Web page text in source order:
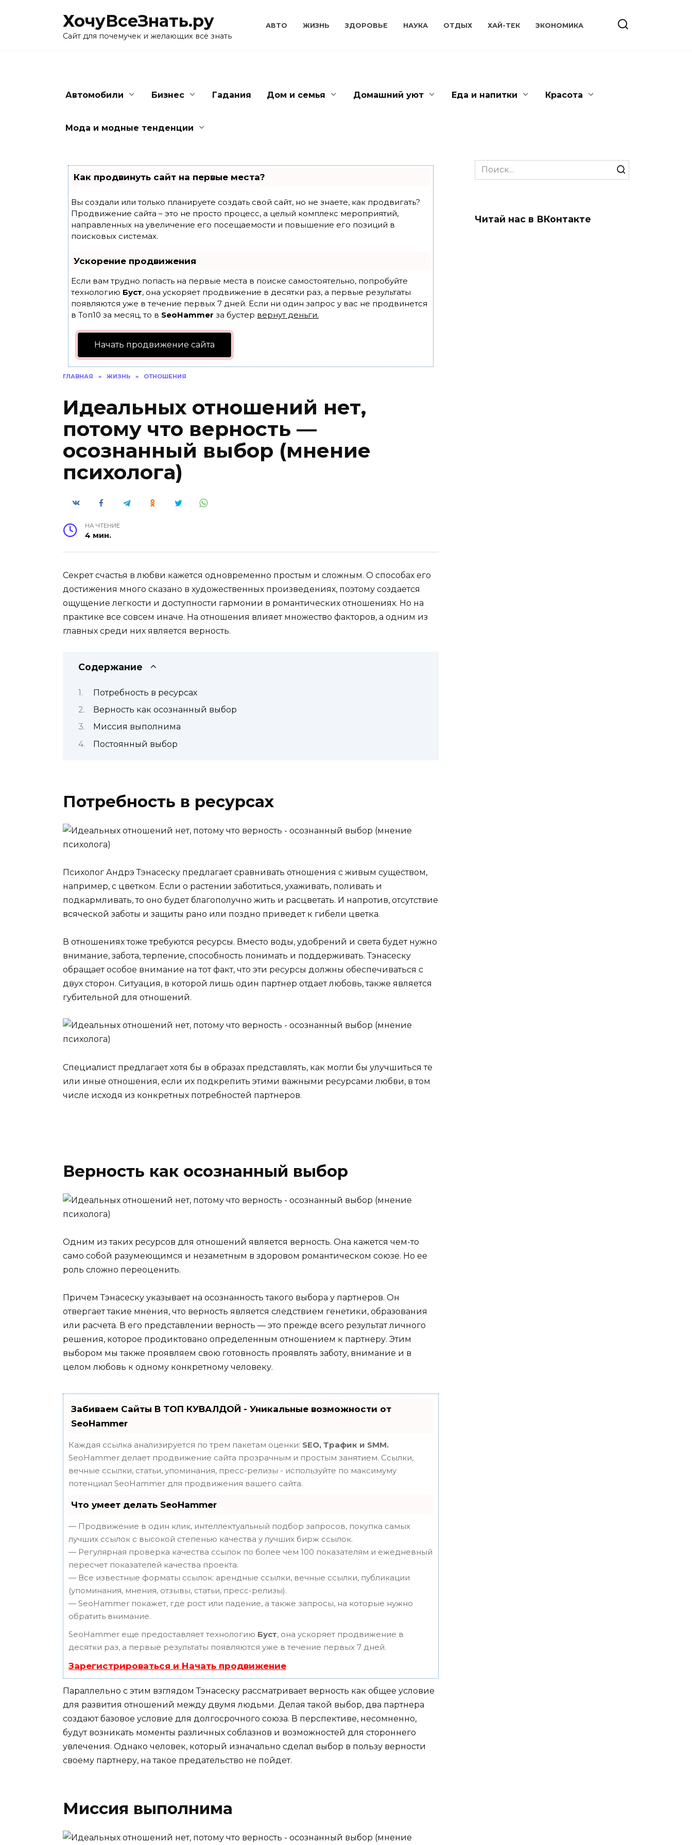
ХочуВсеЗнать.ру
Сайт для почемучек и желающих всё знать
АВТО ЖИЗНЬ ЗДОРОВЬЕ НАУКА ОТДЫХ ХАЙ-ТЕК ЭКОНОМИКА
Автомобили Бизнес Гадания Дом и семья Домашний уют Еда и напитки Красота
Мода и модные тенденции
Как продвинуть сайт на первые места?
Вы создали или только планируете создать свой сайт, но не знаете, как продвигать?
Продвижение сайта – это не просто процесс, а целый комплекс мероприятий,
направленных на увеличение его посещаемости и повышение его позиций в
поисковых системах.
Ускорение продвижения
Если вам трудно попасть на первые места в поиске самостоятельно, попробуйте
технологию Буст, она ускоряет продвижение в десятки раз, а первые результаты
появляются уже в течение первых 7 дней. Если ни один запрос у вас не продвинется
в Топ10 за месяц, то в SeoHammer за бустер вернут деньги.
Начать продвижение сайта
ГЛАВНАЯ » ЖИЗНЬ » ОТНОШЕНИЯ
Идеальных отношений нет,
потому что верность —
осознанный выбор (мнение
психолога)
НА ЧТЕНИЕ
4 мин.
Секрет счастья в любви кажется одновременно простым и сложным. О способах его
достижения много сказано в художественных произведениях, поэтому создается
ощущение легкости и доступности гармонии в романтических отношениях. Но на
практике все совсем иначе. На отношения влияет множество факторов, а одним из
главных среди них является верность.
Содержание
Потребность в ресурсах
Верность как осознанный выбор
Миссия выполнима
Постоянный выбор
Потребность в ресурсах
Психолог Андрэ Тэнасеску предлагает сравнивать отношения с живым существом,
например, с цветком. Если о растении заботиться, ухаживать, поливать и
подкармливать, то оно будет благополучно жить и расцветать. И напротив, отсутствие
всяческой заботы и защиты рано или поздно приведет к гибели цветка.
В отношениях тоже требуются ресурсы. Вместо воды, удобрений и света будет нужно
внимание, забота, терпение, способность понимать и поддерживать. Тэнасеску
обращает особое внимание на тот факт, что эти ресурсы должны обеспечиваться с
двух сторон. Ситуация, в которой лишь один партнер отдает любовь, также является
губительной для отношений.
Специалист предлагает хотя бы в образах представлять, как могли бы улучшиться те
или иные отношения, если их подкрепить этими важными ресурсами любви, в том
числе исходя из конкретных потребностей партнеров.
Верность как осознанный выбор
Одним из таких ресурсов для отношений является верность. Она кажется чем-то
само собой разумеющимся и незаметным в здоровом романтическом союзе. Но ее
роль сложно переоценить.
Причем Тэнасеску указывает на осознанность такого выбора у партнеров. Он
отвергает такие мнения, что верность является следствием генетики, образования
или расчета. В его представлении верность — это прежде всего результат личного
решения, которое продиктовано определенным отношением к партнеру. Этим
выбором мы также проявляем свою готовность проявлять заботу, внимание и в
целом любовь к одному конкретному человеку.
Забиваем Сайты В ТОП КУВАЛДОЙ - Уникальные возможности от
SeoHammer
Каждая ссылка анализируется по трем пакетам оценки: SEO, Трафик и SMM.
SeoHammer делает продвижение сайта прозрачным и простым занятием. Ссылки,
вечные ссылки, статьи, упоминания, пресс-релизы - используйте по максимуму
потенциал SeoHammer для продвижения вашего сайта.
Что умеет делать SeoHammer
— Продвижение в один клик, интеллектуальный подбор запросов, покупка самых
лучших ссылок с высокой степенью качества у лучших бирж ссылок.
— Регулярная проверка качества ссылок по более чем 100 показателям и ежедневный
пересчет показателей качества проекта.
— Все известные форматы ссылок: арендные ссылки, вечные ссылки, публикации
(упоминания, мнения, отзывы, статьи, пресс-релизы).
— SeoHammer покажет, где рост или падение, а также запросы, на которые нужно
обратить внимание.
SeoHammer еще предоставляет технологию Буст, она ускоряет продвижение в
десятки раз, а первые результаты появляются уже в течение первых 7 дней.
Зарегистрироваться и Начать продвижение
Параллельно с этим взглядом Тэнасеску рассматривает верность как общее условие
для развития отношений между двумя людьми. Делая такой выбор, два партнера
создают базовое условие для долгосрочного союза. В перспективе, несомненно,
будут возникать моменты различных соблазнов и возможностей для стороннего
увлечения. Однако человек, который изначально сделал выбор в пользу верности
своему партнеру, на такое предательство не пойдет.
Миссия выполнима
Search
for:
Читай нас в ВКонтакте